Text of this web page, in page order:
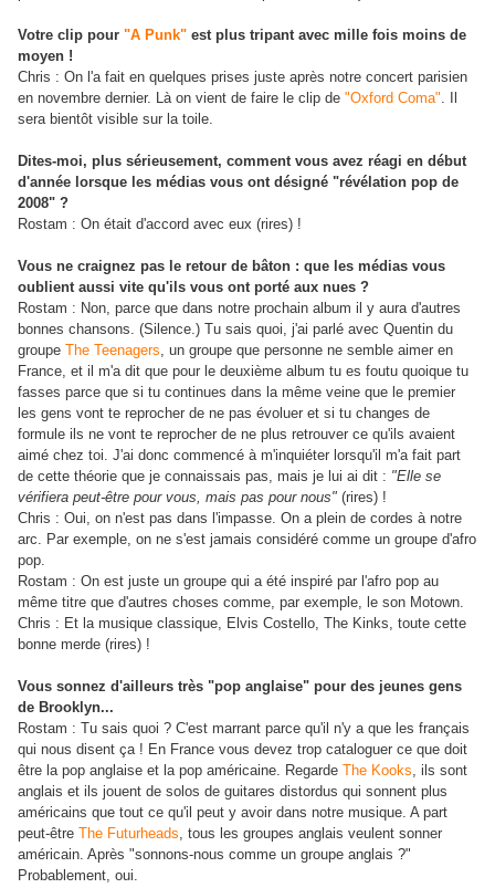
Votre clip pour "A Punk" est plus tripant avec mille fois moins de
moyen !
Chris : On l'a fait en quelques prises juste après notre concert parisien
en novembre dernier. Là on vient de faire le clip de "Oxford Coma". Il
sera bientôt visible sur la toile.
Dites-moi, plus sérieusement, comment vous avez réagi en début
d'année lorsque les médias vous ont désigné "révélation pop de
2008" ?
Rostam : On était d'accord avec eux (rires) !
Vous ne craignez pas le retour de bâton : que les médias vous
oublient aussi vite qu'ils vous ont porté aux nues ?
Rostam : Non, parce que dans notre prochain album il y aura d'autres
bonnes chansons. (Silence.) Tu sais quoi, j'ai parlé avec Quentin du
groupe The Teenagers, un groupe que personne ne semble aimer en
France, et il m'a dit que pour le deuxième album tu es foutu quoique tu
fasses parce que si tu continues dans la même veine que le premier
les gens vont te reprocher de ne pas évoluer et si tu changes de
formule ils ne vont te reprocher de ne plus retrouver ce qu'ils avaient
aimé chez toi. J'ai donc commencé à m'inquiéter lorsqu'il m'a fait part
de cette théorie que je connaissais pas, mais je lui ai dit : "Elle se
vérifiera peut-être pour vous, mais pas pour nous" (rires) !
Chris : Oui, on n'est pas dans l'impasse. On a plein de cordes à notre
arc. Par exemple, on ne s'est jamais considéré comme un groupe d'afro
pop.
Rostam : On est juste un groupe qui a été inspiré par l'afro pop au
même titre que d'autres choses comme, par exemple, le son Motown.
Chris : Et la musique classique, Elvis Costello, The Kinks, toute cette
bonne merde (rires) !
Vous sonnez d'ailleurs très "pop anglaise" pour des jeunes gens
de Brooklyn...
Rostam : Tu sais quoi ? C'est marrant parce qu'il n'y a que les français
qui nous disent ça ! En France vous devez trop cataloguer ce que doit
être la pop anglaise et la pop américaine. Regarde The Kooks, ils sont
anglais et ils jouent de solos de guitares distordus qui sonnent plus
américains que tout ce qu'il peut y avoir dans notre musique. A part
peut-être The Futurheads, tous les groupes anglais veulent sonner
américain. Après "sonnons-nous comme un groupe anglais ?"
Probablement, oui.